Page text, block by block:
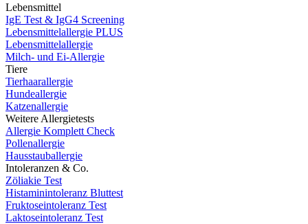
Lebensmittel
IgE Test & IgG4 Screening
Lebensmittelallergie PLUS
Lebensmittelallergie
Milch- und Ei-Allergie
Tiere
Tierhaarallergie
Hundeallergie
Katzenallergie
Weitere Allergietests
Allergie Komplett Check
Pollenallergie
Hausstauballergie
Intoleranzen & Co.
Zöliakie Test
Histaminintoleranz Bluttest
Fruktoseintoleranz Test
Laktoseintoleranz Test